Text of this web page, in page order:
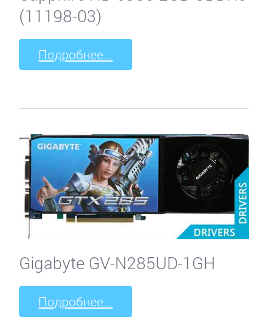
(11198-03)
Подробнее...
Gigabyte GV-N285UD-1GH
Подробнее...